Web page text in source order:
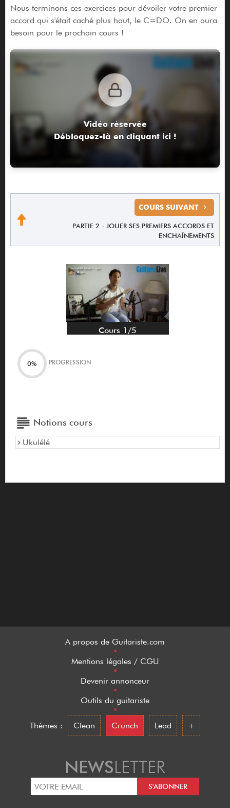
Nous terminons ces exercices pour dévoiler votre premier
accord qui s'était caché plus haut, le C=DO. On en aura
besoin pour le prochain cours !
Vidéo réservée
Débloquez-là en cliquant ici !
COURS SUIVANT
PARTIE 2 - JOUER SES PREMIERS ACCORDS ET
ENCHAÎNEMENTS
Cours 1/5
0% PROGRESSION
Notions cours
Ukulélé
A propos de Guitariste.com
•
Mentions légales / CGU
•
Devenir annonceur
•
Outils du guitariste
•
Thèmes :
Clean Crunch Lead +
NEWSLETTER